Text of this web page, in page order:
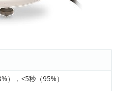
），<5秒（95%）